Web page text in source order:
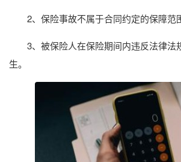
2、保险事故不属于合同约定的保障范
3、被保险人在保险期间内违反法律法
生。